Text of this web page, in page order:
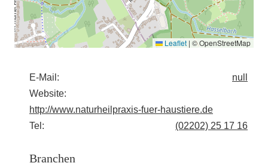
Leaflet | © OpenStreetMap
E-Mail:
null
Website:
http://www.naturheilpraxis-fuer-haustiere.de
Tel:
(02202) 25 17 16
Branchen